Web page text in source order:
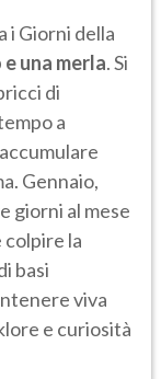
i Giorni della
una merla. Si
di
a
Gennaio,
giorni al mese
la
basi
viva
e curiosità